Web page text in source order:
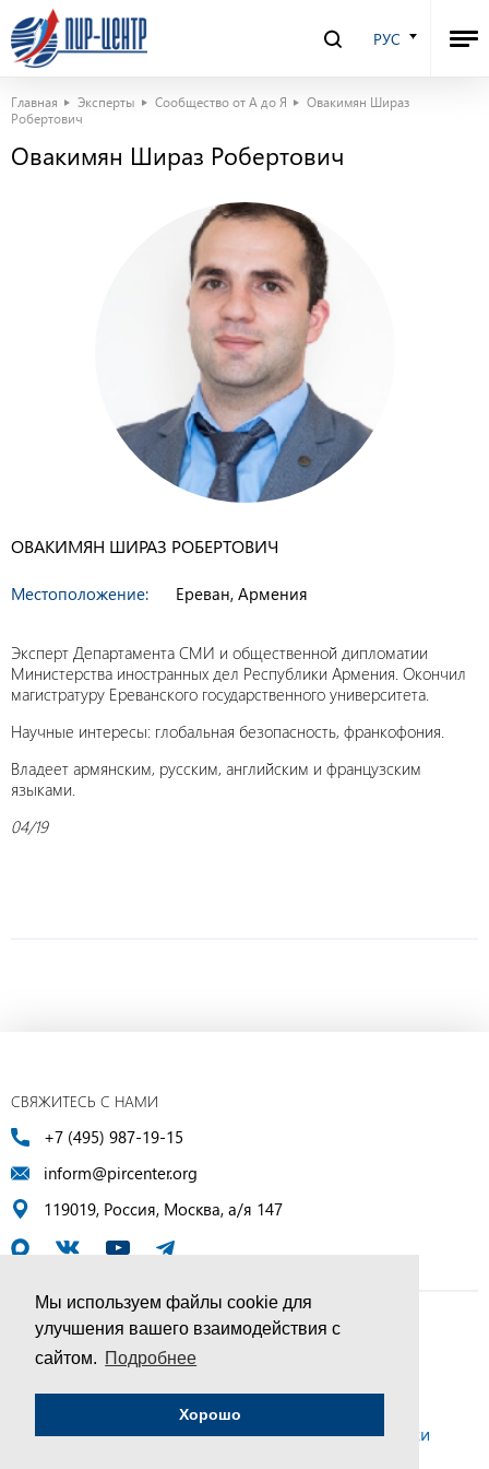
Мы используем файлы cookie для
улучшения вашего взаимодействия с
сайтом. Подробнее
Хорошо
РУС
Главная Эксперты Сообщество от А до Я
Овакимян Шираз
Робертович
Овакимян Шираз Робертович
ОВАКИМЯН ШИРАЗ РОБЕРТОВИЧ
Местоположение: Ереван, Армения
Эксперт Департамента СМИ и общественной дипломатии
Министерства иностранных дел Республики Армения. Окончил
магистратуру Ереванского государственного университета.
Научные интересы: глобальная безопасность, франкофония.
Владеет армянским, русским, английским и французским
языками.
04/19
СВЯЖИТЕСЬ С НАМИ
+7 (495) 987-19-15
inform@pircenter.org
119019, Россия, Москва, а/я 147
© ПИР-Центр, 1994–2025 | Все права защищены
Соглашение об обработке персональных данных
Политика конфиденциальности и условия обработки